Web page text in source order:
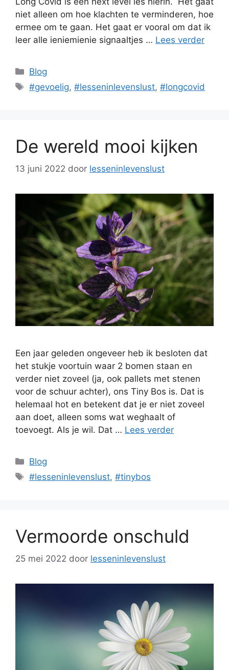
niet alleen om hoe klachten te verminderen, hoe
ermee om te gaan. Het gaat er vooral om dat ik
leer alle ieniemienie signaaltjes … Lees verder
Categorieën
Blog
Tags
#gevoelig,#lesseninlevenslust,#longcovid
De wereld mooi kijken
13 juni 2022 door lesseninlevenslust
Een jaar geleden ongeveer heb ik besloten dat
het stukje voortuin waar 2 bomen staan en
verder niet zoveel (ja, ook pallets met stenen
voor de schuur achter), ons Tiny Bos is. Dat is
helemaal hot en betekent dat je er niet zoveel
aan doet, alleen soms wat weghaalt of
toevoegt. Als je wil. Dat … Lees verder
Categorieën
Blog
Tags
#lesseninlevenslust,#tinybos
Vermoorde onschuld
25 mei 2022 door lesseninlevenslust